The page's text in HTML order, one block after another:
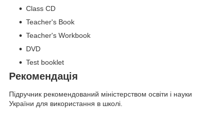
Class CD
Teacher's Book
Teacher's Workbook
DVD
Test booklet
Рекомендація
Підручник рекомендований міністерством освіти і науки
України для використання в школі.